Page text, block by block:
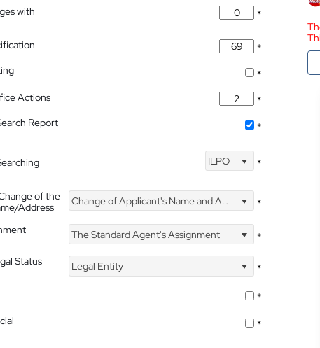
with
*
*
*
Actions
*
Report
*
ILPO *
of the
Address
Change of Applicant's Name and Address *
The Standard Agent's Assignment
*
Status
Legal Entity
*
*
*